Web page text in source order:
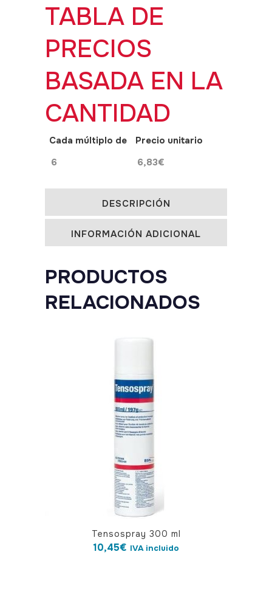
TABLA DE
PRECIOS
BASADA EN LA
CANTIDAD
Cada múltiplo de
Precio unitario
6
6,83€
DESCRIPCIÓN
INFORMACIÓN ADICIONAL
PRODUCTOS
RELACIONADOS
Tensospray 300 ml
10,45€ IVA incluido